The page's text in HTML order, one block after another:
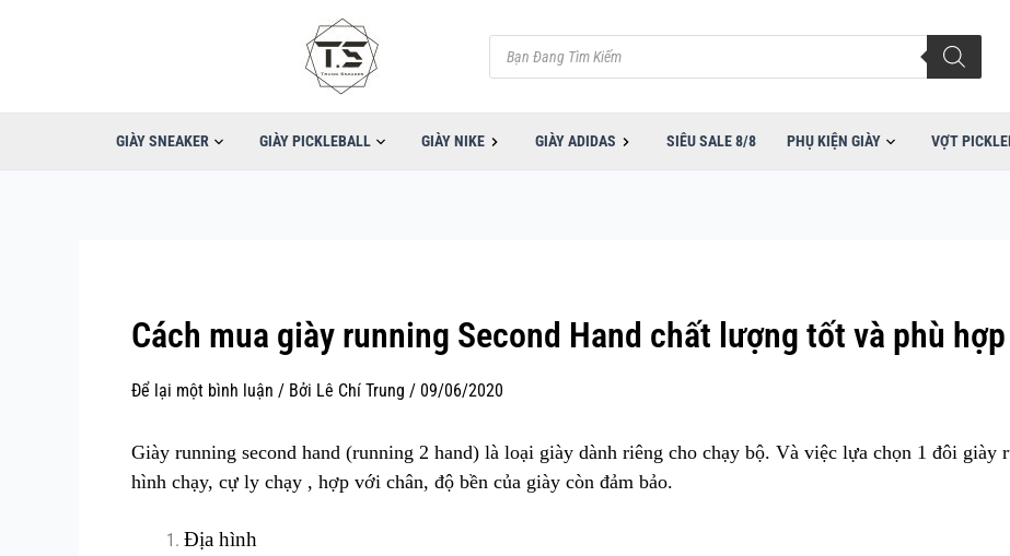
Tìm
kiếm
sản
GIÀY SNEAKER GIÀY PICKLEBALL GIÀY NIKE GIÀY ADIDAS SIÊU SALE 8/8 PHỤ KIỆN GIÀY VỢT
Cách mua giày running Second Hand chất lượng tốt và phù hợp
Để lại một bình luận / Bởi Lê Chí Trung / 09/06/2020
Giày running second hand (running 2 hand) là loại giày dành riêng cho chạy bộ. Và việc lựa chọn 1 đôi giày
hình chạy, cự ly chạy , hợp với chân, độ bền của giày còn đảm bảo.
Địa hình